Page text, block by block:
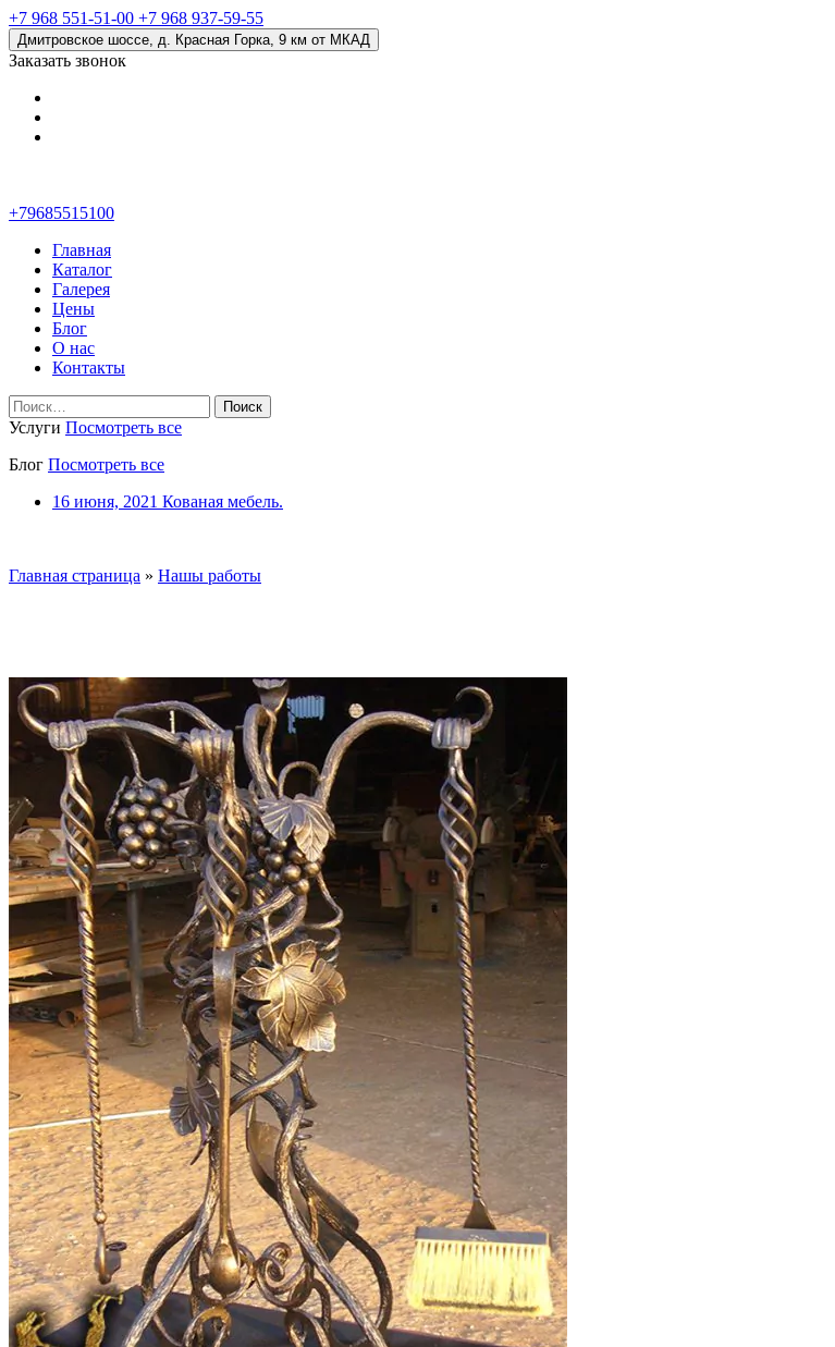
+7 968 551-51-00 +7 968 937-59-55
Дмитровское шоссе, д. Красная Горка, 9 км от МКАД
Заказать звонок
+79685515100
Главная
Каталог
Галерея
Цены
Блог
О нас
Контакты
Найти:
Услуги Посмотреть все
Блог Посмотреть все
16 июня, 2021 Кованая мебель.
Главная страница » Нашы работы